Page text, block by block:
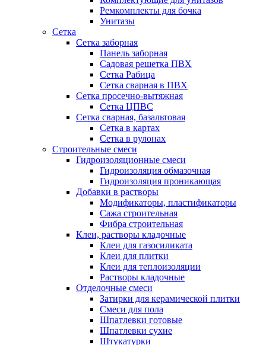
Ремкомплекты для бочка
Унитазы
Сетка
Сетка заборная
Панель заборная
Садовая решетка ПВХ
Сетка Рабица
Сетка сварная в ПВХ
Сетка просечно-вытяжная
Сетка ЦПВС
Сетка сварная, базальтовая
Сетка в картах
Сетка в рулонах
Строительные смеси
Гидроизоляционные смеси
Гидроизоляция обмазочная
Гидроизоляция проникающая
Добавки в растворы
Модификаторы, пластификаторы
Сажа строительная
Фибра строительная
Клеи, растворы кладочные
Клеи для газосиликата
Клеи для плитки
Клеи для теплоизоляции
Растворы кладочные
Отделочные смеси
Затирки для керамической плитки
Смеси для пола
Шпатлевки готовые
Шпатлевки сухие
Штукатурки